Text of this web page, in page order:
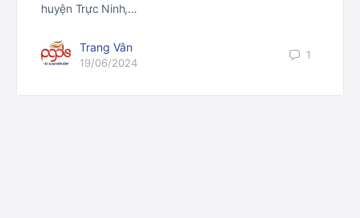
huyện Trực Ninh,…
Trang Vân
19/06/2024
1